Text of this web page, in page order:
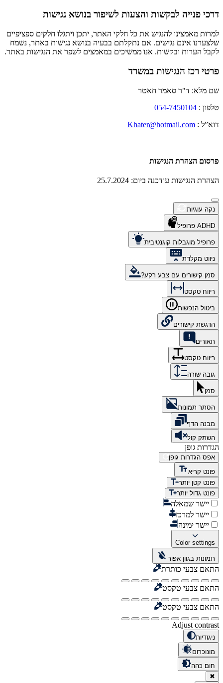
דרכי פנייה לבקשות והצעות לשיפור בנושא נגישות
למרות מאמצינו להנגיש את כל חלקי האתר, יתכן ויתגלו חלקים ספציפיים
שלצערנו אינם נגישים. אם נתקלתם בבעיה בנושא נגישות באתר, נשמח
לקבל הערות ובקשות. אנו ממשיכים במאמצים לשפר את הנגישות באתר.
פרטי רכז הנגישות במשרד
שם מלא: ד"ר סאמר חאטר
טלפון :
דוא”ל : Khater@hotmail.com
פרסום הצהרת הנגישות
הצהרת הנגישות עודכנה ביום: 25.7.2024
נקה עוגיות
ADHD פרופיל
פרופיל מוגבלות קוגנטיבית
ניווט מקלדת
סמן קישורים עם צבע רקע?
ריווח טקסט
ביטול הנפשות
הדגשת קישורים
תאורים
ריווח טקסט
גובה שורה
סמן
הסתר תמונות
מבנה הדף
השתק קול
הגדרות גופן
אפס הגדרות גופן
פונט קריא
פונט קטן יותר
פונט גדול יותר
יישר שמאלה
יישר למרכז
יישר ימינה
Color settings
תמונות בגוון אפור
התאם צבעי כותרת
התאם צבעי טקסט
התאם צבעי טקסט
Adjust contrast
ניגודיות
מונוכרום
חום כהה
✖